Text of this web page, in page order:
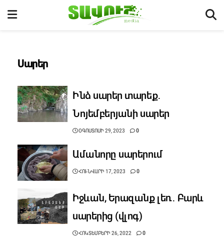
Սարեր
Ինձ սարեր տարեք․
Նոյեմբերյանի սարեր
ՕԳՈՍՏՈՍԻ 29, 2023 0
Ամանորը սարերում
ՀՈՒՆՎԱՐԻ 17, 2023 0
Իջևան, Երազանք լեռ․ Բարև
սարերից (վլոգ)
ՀՈԿՏԵՄԲԵՐԻ 26, 2022 0